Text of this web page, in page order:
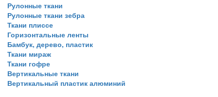
Рулонные ткани
Рулонные ткани зебра
Ткани плиссе
Горизонтальные ленты
Бамбук, дерево, пластик
Ткани мираж
Ткани гофре
Вертикальные ткани
Вертикальный пластик алюминий